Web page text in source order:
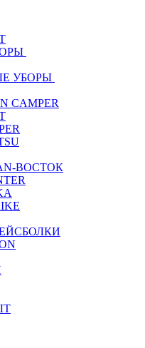
УБОРЫ
CAMPER
ВОСТОК